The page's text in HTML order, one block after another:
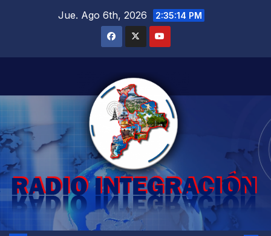
Jue. Ago 6th, 2026 2:35:15 PM